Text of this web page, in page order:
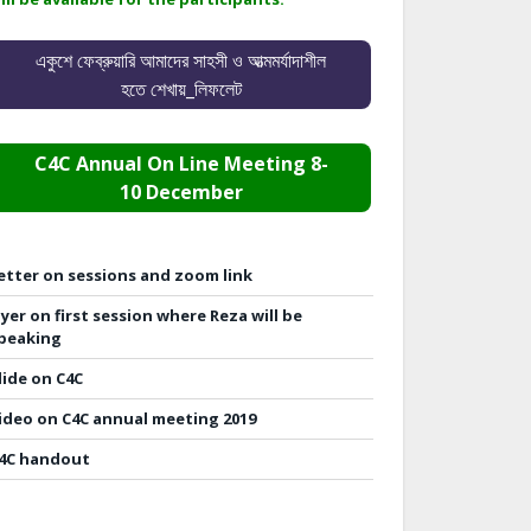
একুশে ফেব্রুয়ারি আমাদের সাহসী ও আত্মমর্যাদাশীল
হতে শেখায়_লিফলেট
C4C Annual On Line Meeting 8-
10 December
on sessions and zoom link
on first session where Reza will be
on C4C
on C4C annual meeting 2019
handout